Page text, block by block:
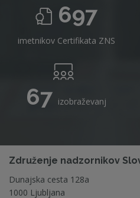
697
imetnikov Certifikata ZNS
67 izobraževanj
Združenje nadzornikov
Dunajska cesta 128a
1000 Ljubljana